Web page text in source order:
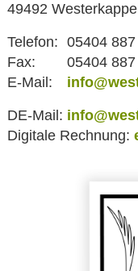
49492
Telefon: 05404
Fax:
05404
E-Mail:
DE-Mail:
Digitale Rechnung: